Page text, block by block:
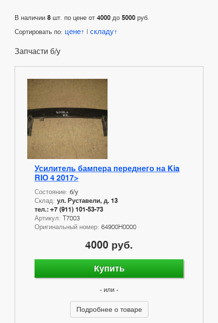
В наличии 8 шт. по цене от 4000 до 5000 руб.
Сортировать по: цене | складу
Запчасти б/у
Усилитель бампера переднего на Kia
RIO 4 2017>
Состояние: б/у
Склад: ул. Руставели, д. 13
тел.: +7 (911) 101-53-73
Артикул: T7003
Оригинальный номер: 64900H0000
4000 руб.
Купить
- или -
Подробнее о товаре